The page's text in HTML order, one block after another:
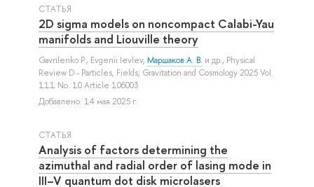
СТАТЬЯ
2D sigma models on noncompact Calabi-Yau
manifolds and Liouville theory
Gavrilenko P., Evgenii Ievlev, Маршаков А. В. и др., Physical
Review D - Particles, Fields, Gravitation and Cosmology 2025 Vol.
111 No. 10 Article 106003
Добавлено: 14 мая 2025 г.
СТАТЬЯ
Analysis of factors determining the
azimuthal and radial order of lasing mode in
III–V quantum dot disk microlasers